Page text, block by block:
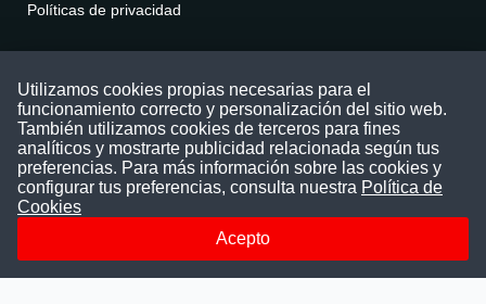
Políticas de privacidad
Puede comunicarse con nosotros a través
nuestras redes sociales o del correo:
contacto@convocatoriasdetrabajo.com
Siguenos en:
Utilizamos cookies propias necesarias para el
funcionamiento correcto y personalización del sitio web.
También utilizamos cookies de terceros para fines
analíticos y mostrarte publicidad relacionada según tus
preferencias. Para más información sobre las cookies y
configurar tus preferencias, consulta nuestra Política de
Cookies
Acepto